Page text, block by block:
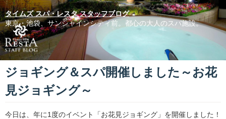
タイムズ スパ・レスタ スタッフブログ
東京・池袋、サンシャインシティ前。都心の大人のスパ施設。
ジョギング＆スパ開催しました～お花
見ジョギング～
今日は、年に1度のイベント「お花見ジョギング」を開催しました！